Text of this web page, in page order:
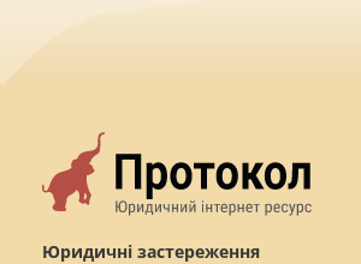
Юридичні застереження